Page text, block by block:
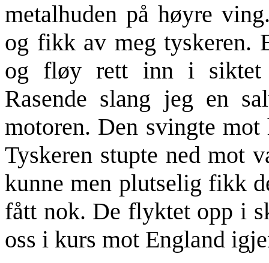
metalhuden på høyre
og fikk av meg tyskeren.
og fløy rett inn i siktet
Rasende slang jeg en
motoren. Den svingte
Tyskeren stupte ned mot
kunne men plutselig fikk
fått nok. De flyktet opp i
oss i kurs mot England